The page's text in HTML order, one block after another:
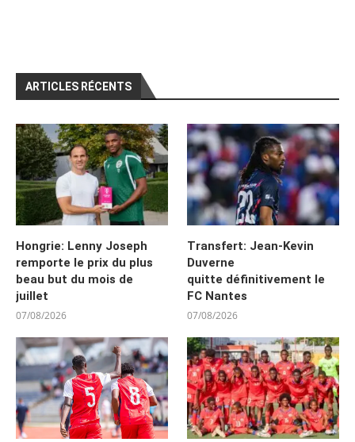
ARTICLES RÉCENTS
Hongrie: Lenny Joseph
remporte le prix du plus
beau but du mois de
juillet
07/08/2026
Transfert: Jean-Kevin
Duverne
quitte définitivement le
FC Nantes
07/08/2026